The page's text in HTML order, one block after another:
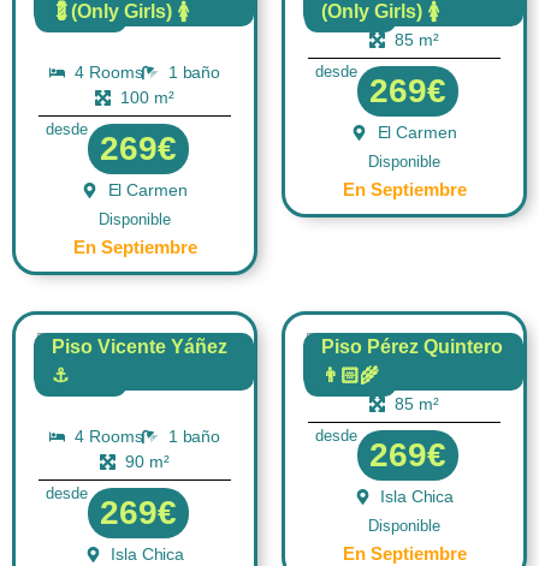
💈(Only Girls) 🚺
FLAT
4 Rooms
1 baño
100 m²
desde
269€
El Carmen
Disponible
En Septiembre
(Only Girls) 🚺
FLAT
4 Rooms
1 baño
85 m²
desde
269€
El Carmen
Disponible
En Septiembre
Piso Vicente Yáñez
⚓FLAT
4 Rooms
1 baño
90 m²
desde
269€
Isla Chica
Piso Pérez Quintero
👨🏻‍🌾
FLAT
4 Rooms
85 m²
desde
269€
Isla Chica
Disponible
En Septiembre